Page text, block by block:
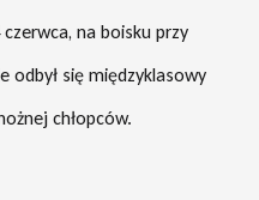
na boisku przy
odbył się międzyklasowy
chłopców.